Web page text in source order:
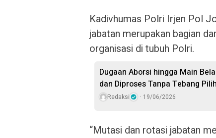
Kadivhumas Polri Irjen Pol
jabatan merupakan bagian
organisasi di tubuh Polri.
Dugaan Aborsi hingga Main
dan Diproses Tanpa Tebang Pilih
Redaksi 19/06/2026
“Mutasi dan rotasi jabatan